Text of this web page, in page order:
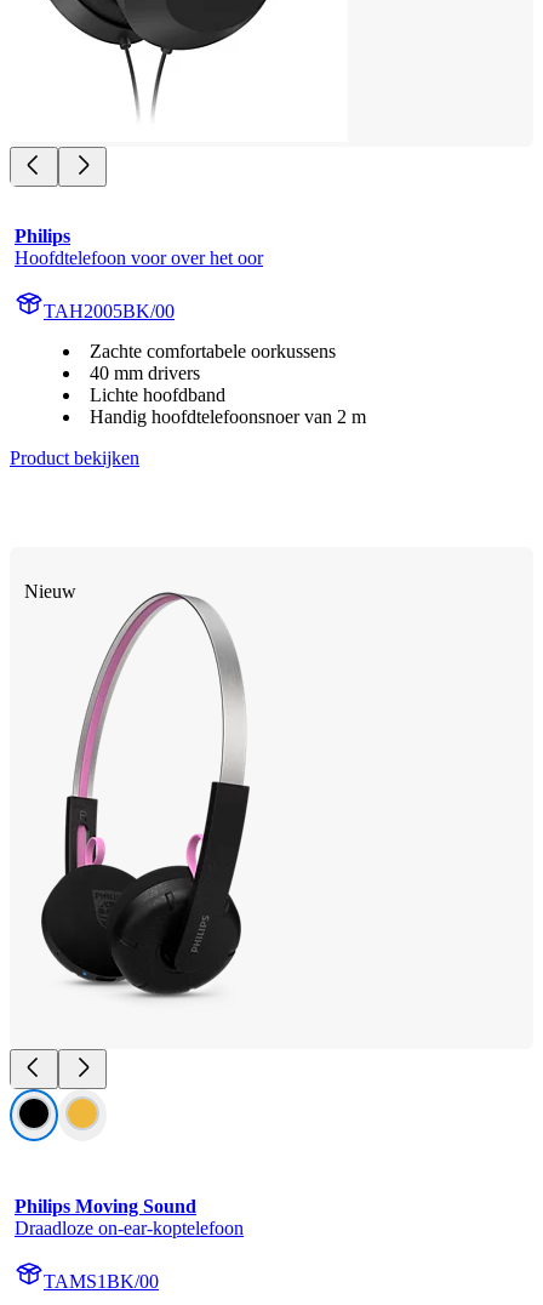
Philips
Hoofdtelefoon voor over het oor
TAH2005BK/00
Zachte comfortabele oorkussens
40 mm drivers
Lichte hoofdband
Handig hoofdtelefoonsnoer van 2 m
Product bekijken
Nieuw
Philips Moving Sound
Draadloze on-ear-koptelefoon
TAMS1BK/00